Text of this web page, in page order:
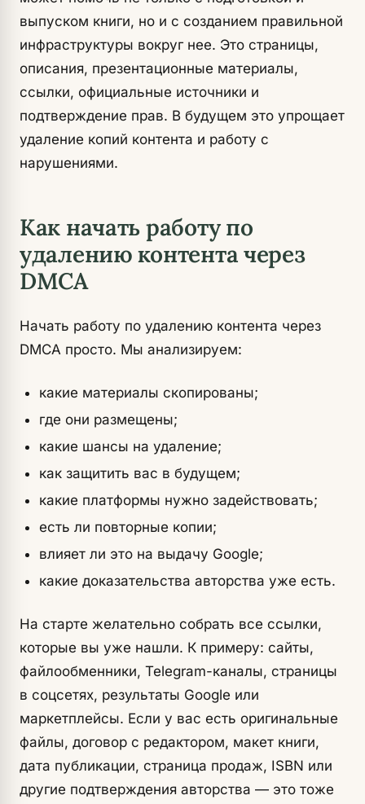
выпуском книги, но и с созданием правильной
инфраструктуры вокруг нее. Это страницы,
описания, презентационные материалы,
ссылки, официальные источники и
подтверждение прав. В будущем это упрощает
удаление копий контента и работу с
нарушениями.
Как начать работу по
удалению контента через
DMCA
Начать работу по удалению контента через
DMCA просто. Мы анализируем:
какие материалы скопированы;
где они размещены;
какие шансы на удаление;
как защитить вас в будущем;
какие платформы нужно задействовать;
есть ли повторные копии;
влияет ли это на выдачу Google;
какие доказательства авторства уже есть.
На старте желательно собрать все ссылки,
которые вы уже нашли. К примеру: сайты,
файлообменники, Telegram-каналы, страницы
в соцсетях, результаты Google или
маркетплейсы. Если у вас есть оригинальные
файлы, договор с редактором, макет книги,
дата публикации, страница продаж, ISBN или
другие подтверждения авторства — это тоже